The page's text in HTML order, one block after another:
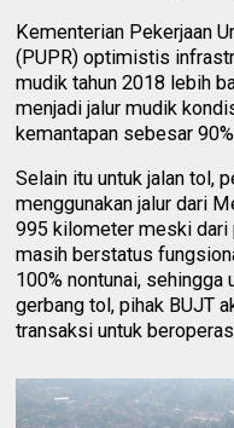
Kementerian Pekerjaan
(PUPR) optimistis
mudik tahun 2018 lebih
menjadi jalur mudik
kemantapan sebesar
Selain itu untuk jalan tol,
menggunakan jalur dari
995 kilometer meski dari
masih berstatus
100% nontunai, sehingga
gerbang tol, pihak BUJT
transaksi untuk